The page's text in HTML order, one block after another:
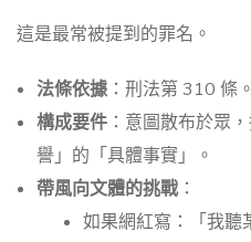
這是最常被提到的罪名。
法條依據 ：刑法第 310 條。
構成要件 ：意圖散布於眾
譽」的「具體事實」。
帶風向文體的挑戰：
如果網紅寫：「我聽